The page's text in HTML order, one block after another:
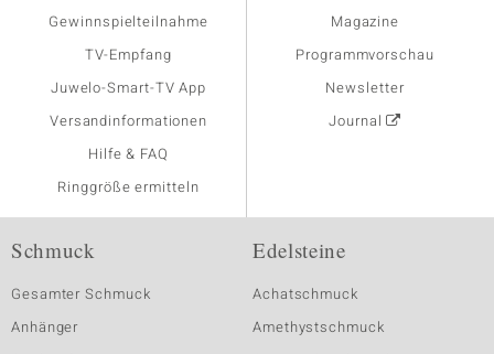
Gewinnspielteilnahme
TV-Empfang
Juwelo-Smart-TV App
Versandinformationen
Hilfe & FAQ
Ringgröße ermitteln
Magazine
Programmvorschau
Newsletter
Journal
Schmuck
Gesamter Schmuck
Anhänger
Edelsteine
Achatschmuck
Amethystschmuck